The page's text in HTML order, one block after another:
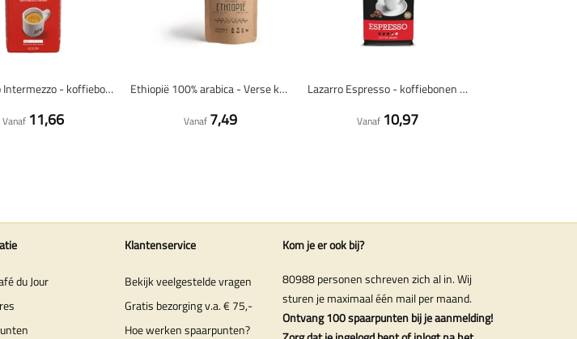
Segafredo Intermezzo - koffiebonen - 1 kilo
Vanaf 11,66
Ethiopië 100% arabica - Verse koffiebonen
Vanaf 7,49
Lazarro Espresso - koffiebonen - 1 kilo
Vanaf 10,97
du Jour
Klantenservice
Bekijk veelgestelde vragen
Gratis bezorging v.a. € 75,-
Hoe werken spaarpunten?
Kom je er ook bij?
80988 personen schreven zich al in. Wij
sturen je maximaal één mail per maand.
Ontvang 100 spaarpunten bij je aanmelding!